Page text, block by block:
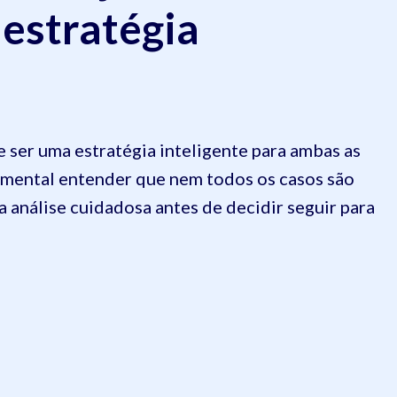
uma estratégia inteligente para ambas as
entender que nem todos os casos são
análise cuidadosa antes de decidir seguir para